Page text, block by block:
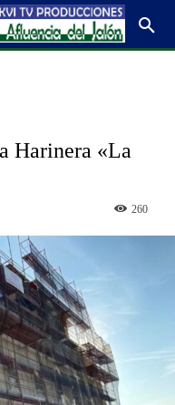
Harinera «La
260